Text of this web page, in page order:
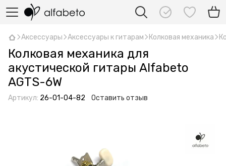
Аксессуары Аксессуары к гитарам Колковая механика
Колковая механика для
акустической гитары Alfabeto
AGTS-6W
Артикул: 26-01-04-82 Оставить отзыв